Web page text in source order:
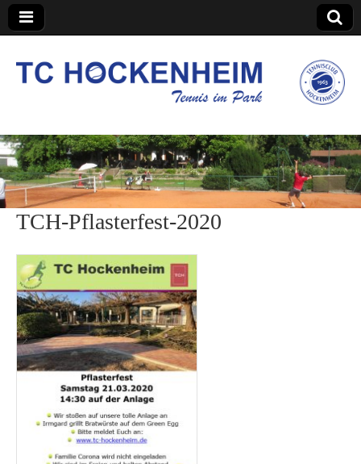
TC Hockenheim
TCH-Pflasterfest-2020